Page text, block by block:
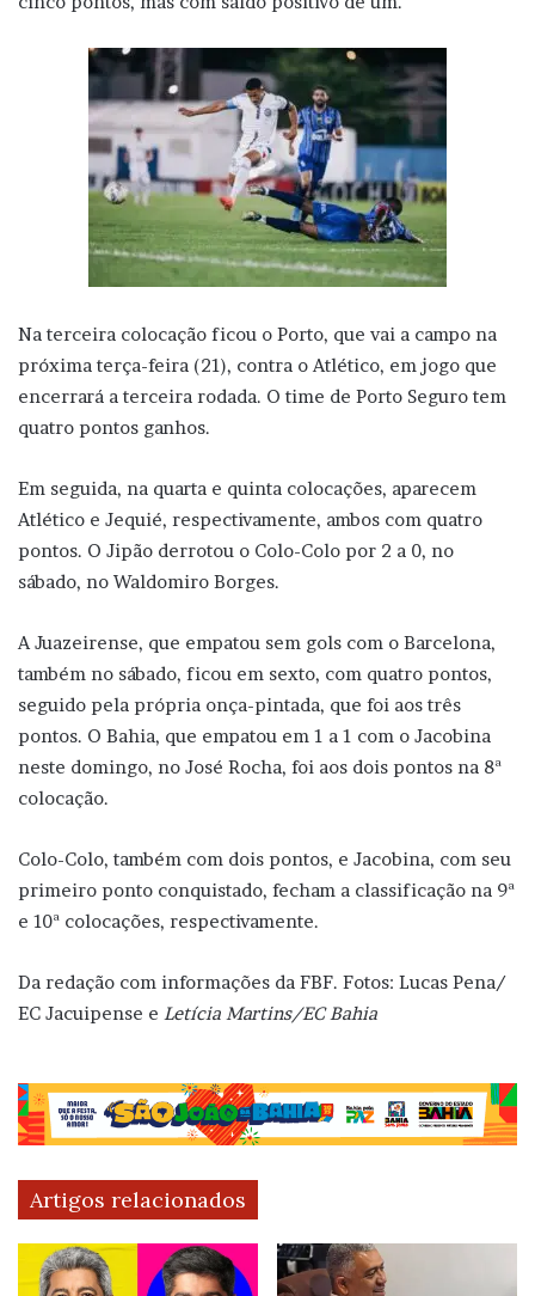
Na terceira colocação ficou o Porto, que vai a campo na
próxima terça-feira (21), contra o Atlético, em jogo que
encerrará a terceira rodada. O time de Porto Seguro tem
quatro pontos ganhos.
Em seguida, na quarta e quinta colocações, aparecem
Atlético e Jequié, respectivamente, ambos com quatro
pontos. O Jipão derrotou o Colo-Colo por 2 a 0, no
sábado, no Waldomiro Borges.
A Juazeirense, que empatou sem gols com o Barcelona,
também no sábado, ficou em sexto, com quatro pontos,
seguido pela própria onça-pintada, que foi aos três
pontos. O Bahia, que empatou em 1 a 1 com o Jacobina
neste domingo, no José Rocha, foi aos dois pontos na 8ª
colocação.
Colo-Colo, também com dois pontos, e Jacobina, com seu
primeiro ponto conquistado, fecham a classificação na 9ª
e 10ª colocações, respectivamente.
Da redação com informações da FBF. Fotos: Lucas Pena/
EC Jacuipense e Letícia Martins/EC Bahia
Artigos relacionados